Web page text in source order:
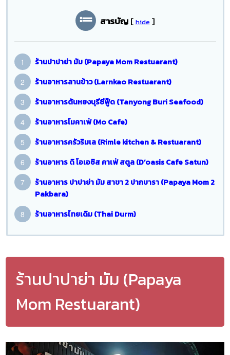
สารบัญ [ hide ]
ร้านปาปาย่า มัม (Papaya Mom Restuarant)
ร้านอาหารลานข้าว (Larnkao Restuarant)
ร้านอาหารตันหยงบุรีซีฟู๊ด (Tanyong Buri Seafood)
ร้านอาหารโมคาเฟ่ (Mo Cafe)
ร้านอาหารครัวริมเล (Rimle kitchen & Restuarant)
ร้านอาหาร ดิ โอเอซิส คาเฟ่ สตูล (D’oasis Cafe Satun)
ร้านอาหาร ปาปาย่า มัม สาขา 2 ปากบารา (Papaya Mom 2
Pakbara)
ร้านอาหารไทยเดิม (Thai Durm)
ร้านปาปาย่า มัม (Papaya
Mom Restuarant)